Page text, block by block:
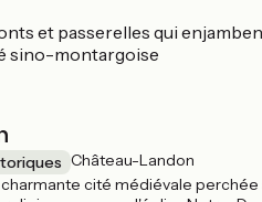
et passerelles qui
sino-montargoise
Château-Landon
cité médiévale perchée